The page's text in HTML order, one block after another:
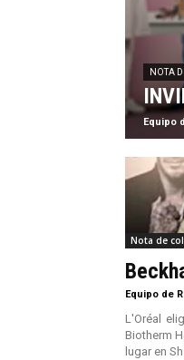
NOTA
Equipo
Nota de
Equipo de
L'Oréal
Biotherm
lugar en